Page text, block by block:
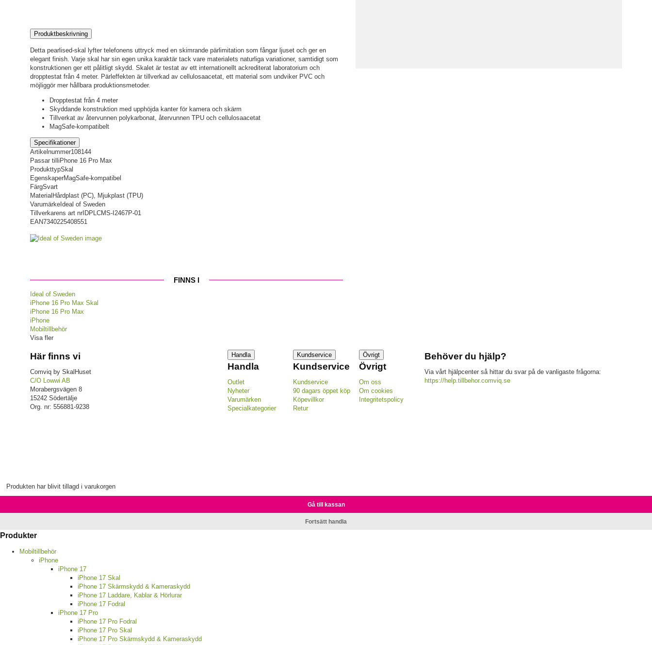
Produktbeskrivning
Detta pearlised-skal lyfter telefonens uttryck med en skimrande pärlimitation som fångar ljuset och ger en
elegant finish. Varje skal har sin egen unika karaktär tack vare materialets naturliga variationer, samtidigt som
konstruktionen ger ett pålitligt skydd. Skalet är testat av ett internationellt ackrediterat laboratorium och
dropptestat från 4 meter. Pärleffekten är tillverkad av cellulosaacetat, ett material som undviker PVC och
möjliggör mer hållbara produktionsmetoder.
Dropptestat från 4 meter
Skyddande konstruktion med upphöjda kanter för kamera och skärm
Tillverkat av återvunnen polykarbonat, återvunnen TPU och cellulosaacetat
MagSafe-kompatibelt
Specifikationer
Artikelnummer108144
Passar till iPhone 16 Pro Max
ProdukttypSkal
EgenskaperMagSafe-kompatibel
FärgSvart
Material Hårdplast (PC), Mjukplast (TPU)
Varumärke Ideal of Sweden
Tillverkarens art nr IDPLCMS-I2467P-01
EAN7340225408551
FINNS I
Ideal of Sweden
iPhone 16 Pro Max Skal
iPhone 16 Pro Max
iPhone
Mobiltillbehör
Visa fler
Här finns vi
Comviq by SkalHuset
C/O Lowwi AB
Morabergsvägen 8
15242 Södertälje
Org. nr: 556881-9238
Handla
Handla
Outlet
Nyheter
Varumärken
Specialkategorier
Kundservice
Kundservice
Kundservice
90 dagars öppet köp
Köpevillkor
Retur
Övrigt
Övrigt
Om oss
Om cookies
Integritetspolicy
Behöver du hjälp?
Via vårt hjälpcenter så hittar du svar på de vanligaste frågorna:
https://help.tillbehor.comviq.se
Produkten har blivit tillagd i varukorgen
Gå till kassan
Fortsätt handla
Produkter
Mobiltillbehör
iPhone
iPhone 17
iPhone 17 Skal
iPhone 17 Skärmskydd & Kameraskydd
iPhone 17 Laddare, Kablar & Hörlurar
iPhone 17 Fodral
iPhone 17 Pro
iPhone 17 Pro Fodral
iPhone 17 Pro Skal
iPhone 17 Pro Skärmskydd & Kameraskydd